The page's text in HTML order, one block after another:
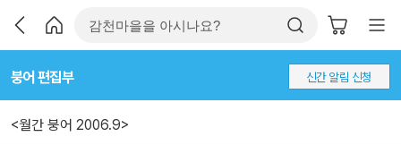
붕어 편집부 신간 알림 신청
<월간 붕어 2006.9>